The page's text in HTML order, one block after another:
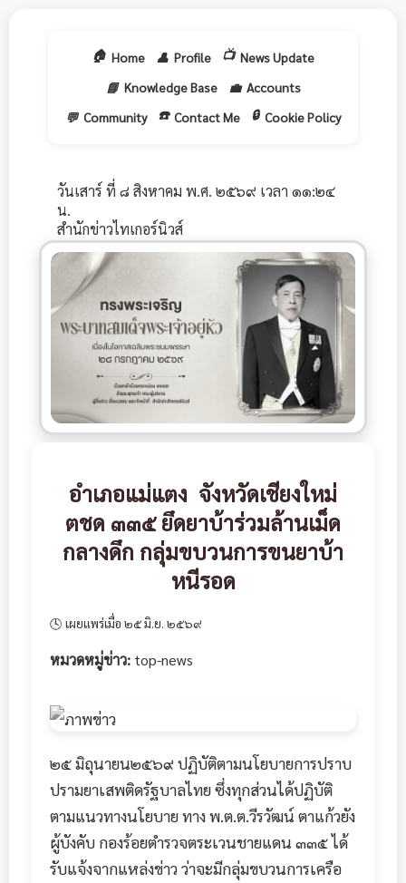
🏠 Home 👤 Profile 📺 News Update
📘 Knowledge Base 💼 Accounts
💬 Community ☎️ Contact Me 🔒 Cookie Policy
วันเสาร์ ที่ ๘ สิงหาคม พ.ศ. ๒๕๖๙ เวลา ๑๑:๒๔
น.
สำนักข่าวไทเกอร์นิวส์
อำเภอแม่แตง จังหวัดเชียงใหม่
ตชด ๓๓๕ ยึดยาบ้าร่วมล้านเม็ด
กลางดึก กลุ่มขบวนการขนยาบ้า
หนีรอด
🕓 เผยแพร่เมื่อ ๒๕ มิ.ย. ๒๕๖๙
หมวดหมู่ข่าว: top-news
๒๕ มิถุนายน๒๕๖๙ ปฏิบัติตามนโยบายการปราบ
ปรามยาเสพติดรัฐบาลไทย ซึ่งทุกส่วนได้ปฏิบัติ
ตามแนวทางนโยบาย ทาง พ.ต.ต.วีรวัฒน์ ตาแก้วยัง
ผู้บังคับ กองร้อยตำรวจตระเวนชายแดน ๓๓๕ ได้
รับแจ้งจากแหล่งข่าว ว่าจะมีกลุ่มขบวนการเครือ